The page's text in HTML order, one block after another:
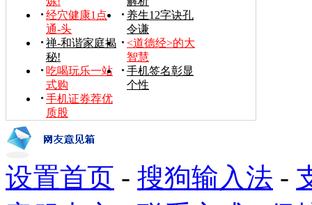
经穴健康1点
通-头
养生12字诀孔
令谦
禅-和谐家庭揭
秘!
<道德经>的大
智慧
吃喝玩乐一站
式购
手机签名彰显
个性
手机证券荐优
质股
设置首页 - 搜狗输入法 -